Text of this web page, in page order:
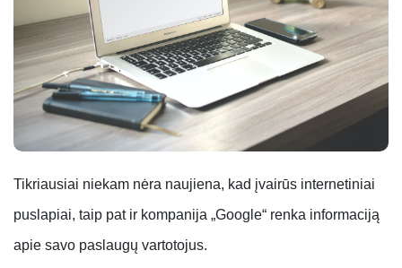
Tikriausiai niekam nėra naujiena, kad įvairūs internetiniai
puslapiai, taip pat ir kompanija „Google“ renka informaciją
apie savo paslaugų vartotojus.